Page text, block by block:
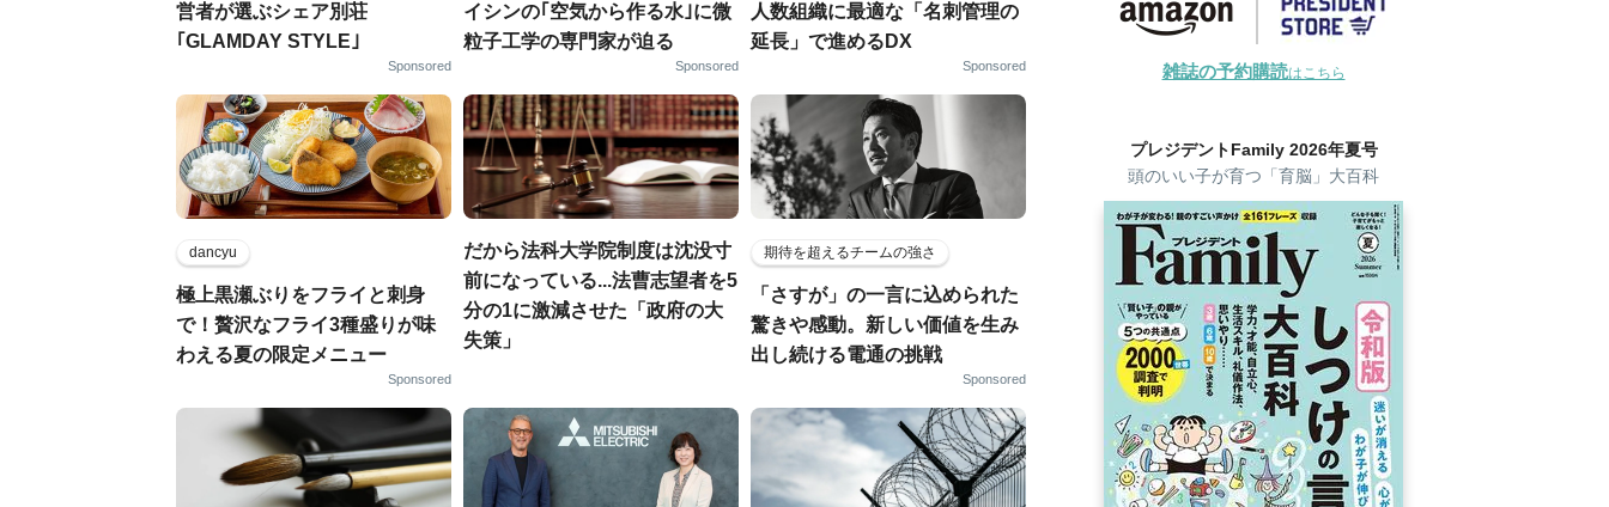
営者が選ぶシェア別荘
｢GLAMDAY STYLE｣
Sponsored
イシンの｢空気から作る水｣に微
粒子工学の専門家が迫る
Sponsored
人数組織に最適な「名刺管理の
延長」で進めるDX
Sponsored
dancyu
極上黒瀬ぶりをフライと刺身
で！贅沢なフライ3種盛りが味
わえる夏の限定メニュー
Sponsored
だから法科大学院制度は沈没寸
前になっている...法曹志望者を5
分の1に激減させた「政府の大
失策」
期待を超えるチームの強さ
「さすが」の一言に込められた
驚きや感動。新しい価値を生み
出し続ける電通の挑戦
Sponsored
雑誌の予約購読はこちら
プレジデントFamily 2026年夏号
頭のいい子が育つ「育脳」大百科